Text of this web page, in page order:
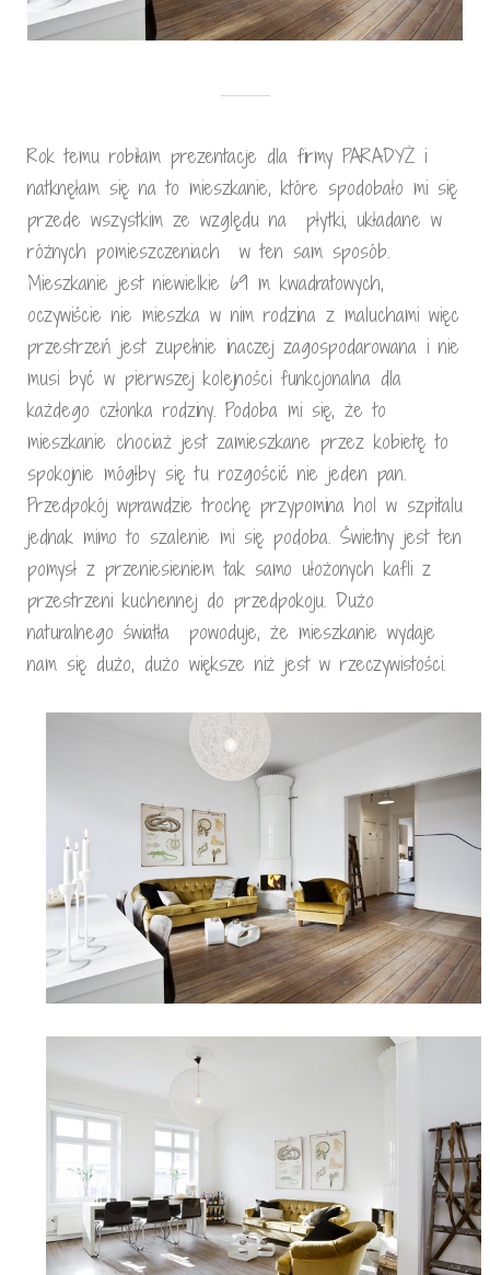
Rok temu robiłam prezentacje dla firmy PARADYŻ i
natknęłam się na to mieszkanie, które spodobało mi się
przede wszystkim ze względu na płytki, układane w
różnych pomieszczeniach w ten sam sposób.
Mieszkanie jest niewielkie 69 m kwadratowych,
oczywiście nie mieszka w nim rodzina z maluchami więc
przestrzeń jest zupełnie inaczej zagospodarowana i nie
musi być w pierwszej kolejności funkcjonalna dla
każdego członka rodziny. Podoba mi się, że to
mieszkanie chociaż jest zamieszkane przez kobietę to
spokojnie mógłby się tu rozgościć nie jeden pan.
Przedpokój wprawdzie trochę przypomina hol w szpitalu
jednak mimo to szalenie mi się podoba. Świetny jest ten
pomysł z przeniesieniem tak samo ułożonych kafli z
przestrzeni kuchennej do przedpokoju. Dużo
naturalnego światła powoduje, że mieszkanie wydaje
nam się dużo, dużo większe niż jest w rzeczywistości.